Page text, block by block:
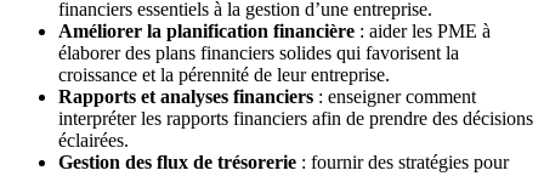
financiers essentiels à la gestion d’une entreprise.
Améliorer la planification financière : aider les PME à
élaborer des plans financiers solides qui favorisent la
croissance et la pérennité de leur entreprise.
Rapports et analyses financiers : enseigner comment
interpréter les rapports financiers afin de prendre des décisions
éclairées.
Gestion des flux de trésorerie : fournir des stratégies pour